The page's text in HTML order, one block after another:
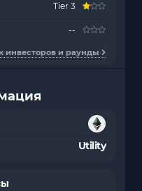
Tier 3
--
инвесторов и раунды
Utility